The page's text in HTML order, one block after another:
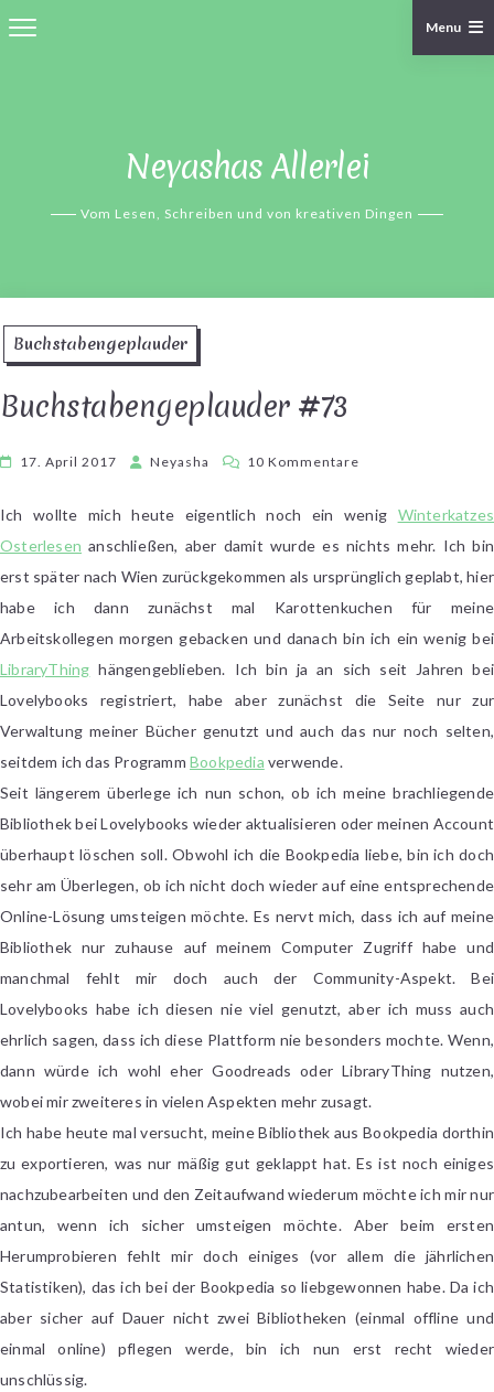
Neyashas Allerlei
Vom Lesen, Schreiben und von kreativen Dingen
Menu
Buchstabengeplauder
Buchstabengeplauder #73
17. April 2017 Neyasha 10 Kommentare
#73
Ich wollte mich heute eigentlich noch ein wenig Winterkatzes
Osterlesen anschließen, aber damit wurde es nichts mehr. Ich bin
erst später nach Wien zurückgekommen als ursprünglich geplabt, hier
habe ich dann zunächst mal Karottenkuchen für meine
Arbeitskollegen morgen gebacken und danach bin ich ein wenig bei
LibraryThing hängengeblieben. Ich bin ja an sich seit Jahren bei
Lovelybooks registriert, habe aber zunächst die Seite nur zur
Verwaltung meiner Bücher genutzt und auch das nur noch selten,
seitdem ich das Programm Bookpedia verwende.
Seit längerem überlege ich nun schon, ob ich meine brachliegende
Bibliothek bei Lovelybooks wieder aktualisieren oder meinen Account
überhaupt löschen soll. Obwohl ich die Bookpedia liebe, bin ich doch
sehr am Überlegen, ob ich nicht doch wieder auf eine entsprechende
Online-Lösung umsteigen möchte. Es nervt mich, dass ich auf meine
Bibliothek nur zuhause auf meinem Computer Zugriff habe und
manchmal fehlt mir doch auch der Community-Aspekt. Bei
Lovelybooks habe ich diesen nie viel genutzt, aber ich muss auch
ehrlich sagen, dass ich diese Plattform nie besonders mochte. Wenn,
dann würde ich wohl eher Goodreads oder LibraryThing nutzen,
wobei mir zweiteres in vielen Aspekten mehr zusagt.
Ich habe heute mal versucht, meine Bibliothek aus Bookpedia dorthin
zu exportieren, was nur mäßig gut geklappt hat. Es ist noch einiges
nachzubearbeiten und den Zeitaufwand wiederum möchte ich mir nur
antun, wenn ich sicher umsteigen möchte. Aber beim ersten
Herumprobieren fehlt mir doch einiges (vor allem die jährlichen
Statistiken), das ich bei der Bookpedia so liebgewonnen habe. Da ich
aber sicher auf Dauer nicht zwei Bibliotheken (einmal offline und
einmal online) pflegen werde, bin ich nun erst recht wieder
unschlüssig.